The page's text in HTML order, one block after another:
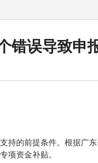
错误导致申
持的前提条件。根据广
项资金补贴。